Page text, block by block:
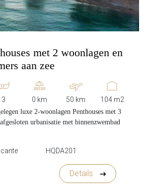
met 2 woonlagen en
aan zee
3 0 km 50 km 104 m2
luxe 2-woonlagen Penthouses met 3
urbanisatie met binnenzwembad
HQDA201
Details